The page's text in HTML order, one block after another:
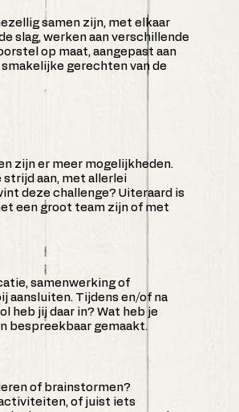
samen zijn, met elkaar
slag, werken aan verschillende
op maat, aangepast aan
gerechten van de
zijn er meer mogelijkheden.
strijd aan, met allerlei
deze challenge? Uiteraard is
een groot team zijn of met
samenwerking of
aansluiten. Tijdens en/of na
heb jij daar in? Wat heb je
bespreekbaar gemaakt.
of brainstormen?
activiteiten, of juist iets